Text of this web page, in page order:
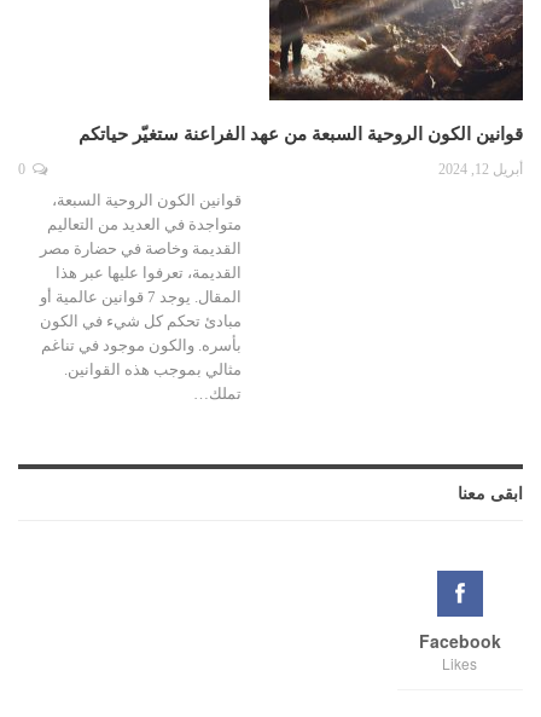
قوانين الكون الروحية السبعة من عهد الفراعنة ستغيّر حياتكم
أبريل 12, 2024
قوانين الكون الروحية السبعة،
متواجدة في العديد من التعاليم
القديمة وخاصة في حضارة مصر
القديمة، تعرفوا عليها عبر هذا
المقال. يوجد 7 قوانين عالمية أو
مبادئ تحكم كل شيء في الكون
بأسره. والكون موجود في تناغم
مثالي بموجب هذه القوانين.
تملك…
ابقى معنا
Facebook
Likes